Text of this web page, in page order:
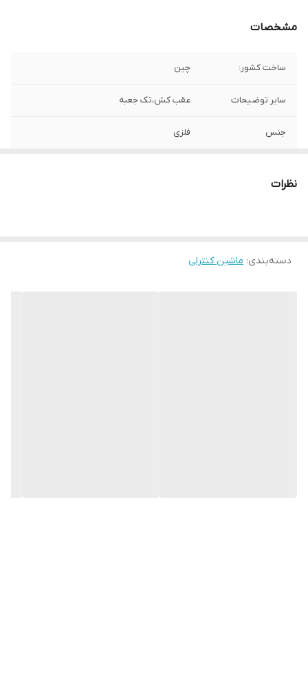
مشخصات
ساخت کشور: چین
سایر توضیحات عقب کش،تک جعبه
جنس فلزی
نظرات
دسته‌بندی: ماشین کنترلی